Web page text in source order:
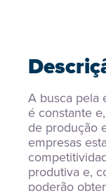
A busca pela
é constante
de produção
empresas
produtiva e,
poderão